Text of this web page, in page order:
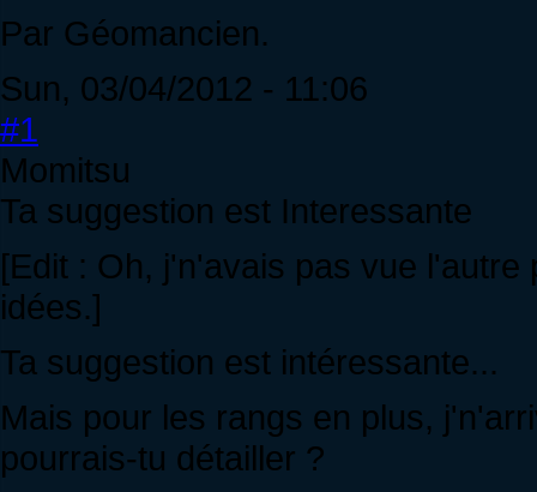
Par Géomancien.
Sun, 03/04/2012 - 11:06
#1
Momitsu
Ta suggestion est Interessante
[Edit : Oh, j'n'avais pas vue
idées.]
Ta suggestion est intéressante...
Mais pour les rangs en plus,
pourrais-tu détailler ?